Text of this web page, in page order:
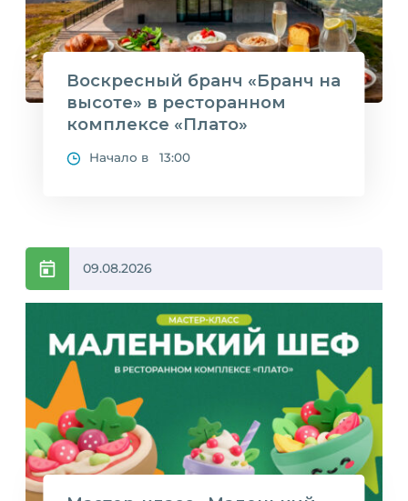
Воскресный бранч «Бранч на
высоте» в ресторанном
комплексе «Плато»
Начало в 13:00
09.08.2026